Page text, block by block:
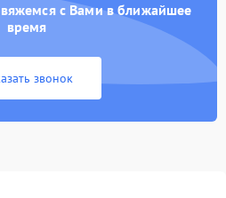
с Вами в ближайшее
время
звонок